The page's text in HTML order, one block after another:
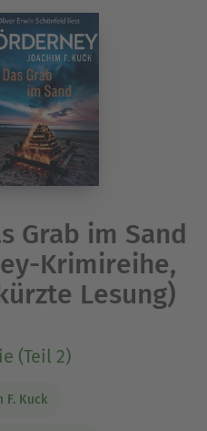
Grab im Sand
Krimireihe,
Lesung)
(Teil 2)
F. Kuck